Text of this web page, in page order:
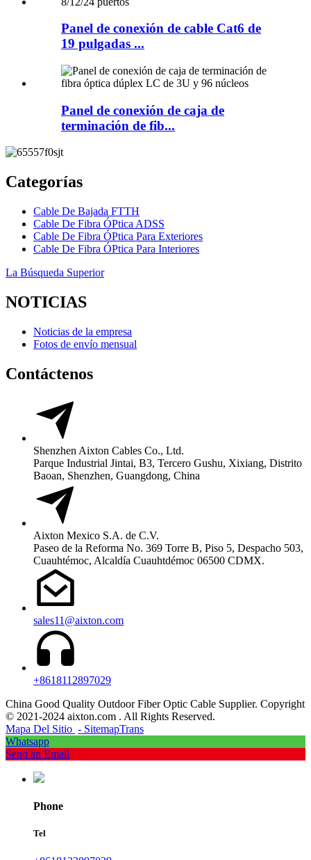
Panel de conexión de cable Cat6 de
19 pulgadas ...
Panel de conexión de caja de
terminación de fib...
Categorías
Cable De Bajada FTTH
Cable De Fibra ÓPtica ADSS
Cable De Fibra ÓPtica Para Exteriores
Cable De Fibra ÓPtica Para Interiores
La Búsqueda Superior
NOTICIAS
Noticias de la empresa
Fotos de envío mensual
Contáctenos
Shenzhen Aixton Cables Co., Ltd.
Parque Industrial Jintai, B3, Tercero Gushu, Xixiang, Distrito
Baoan, Shenzhen, Guangdong, China
Aixton Mexico S.A. de C.V.
Paseo de la Reforma No. 369 Torre B, Piso 5, Despacho 503,
Cuauhtémoc, Alcaldía Cuauhtdémoc 06500 CDMX.
sales11@aixton.com
+8618112897029
China Good Quality Outdoor Fiber Optic Cable Supplier. Copyright
© 2021-2024 aixton.com . All Rights Reserved.
Mapa Del Sitio - SitemapTrans
Whatsapp
Send an Email
Phone
Tel